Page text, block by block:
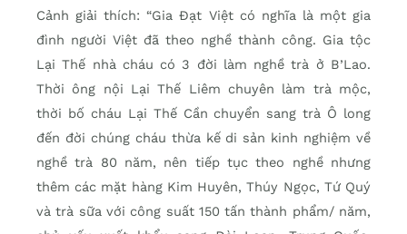
Cảnh giải thích: “Gia Đạt Việt có nghĩa là một gia
đình người Việt đã theo nghề thành công. Gia tộc
Lại Thế nhà cháu có 3 đời làm nghề trà ở B’Lao.
Thời ông nội Lại Thế Liêm chuyên làm trà mộc,
thời bố cháu Lại Thế Cần chuyển sang trà Ô long
đến đời chúng cháu thừa kế di sản kinh nghiệm về
nghề trà 80 năm, nên tiếp tục theo nghề nhưng
thêm các mặt hàng Kim Huyên, Thúy Ngọc, Tứ Quý
và trà sữa với công suất 150 tấn thành phẩm/ năm,